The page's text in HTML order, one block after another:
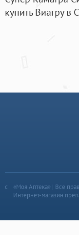
купить Виагру
«Моя Аптека» | Все
Интернет-магазин